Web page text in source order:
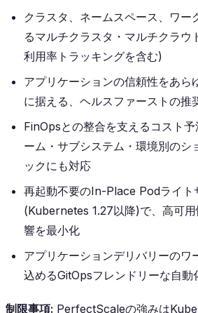
クラスタ、ネームスペース、ワー
るマルチクラスタ・マルチクラウ
利用率トラッキングを含む)
アプリケーションの信頼性をあら
に据える、ヘルスファーストの推
FinOpsとの整合を支えるコスト
ーム・サブシステム・環境別のシ
ックにも対応
再起動不要のIn-Place Podライト
(Kubernetes 1.27以降)で、高可
響を最小化
アプリケーションデリバリーのワ
込めるGitOpsフレンドリーな自動
制限事項: PerfectScaleの強みは